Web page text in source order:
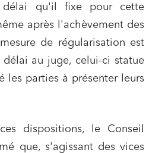
délai qu'il fixe pour cette
après l'achèvement des
de régularisation est
au juge, celui-ci statue
les parties à présenter leurs
dispositions, le Conseil
que, s'agissant des vices